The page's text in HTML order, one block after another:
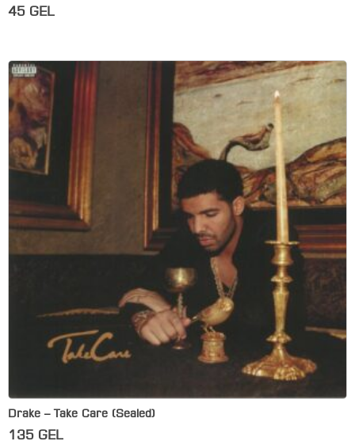
45 GEL
Drake – Take Care (Sealed)
135 GEL